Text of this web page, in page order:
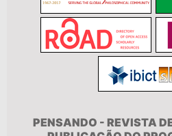
PENSANDO - REVISTA